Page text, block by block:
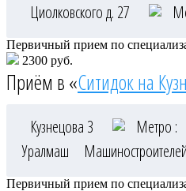
Циолковского д. 27
Первичный прием по
2300 руб.
Приём в «Ситидок на
Кузнецова 3 Метро :
Уралмаш
Машиностроителей
Первичный прием по